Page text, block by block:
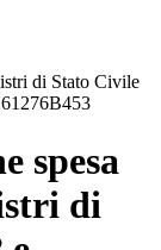
di Stato Civile
spesa
di